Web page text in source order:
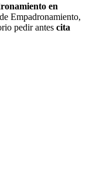
en
Empadronamiento,
pedir antes cita